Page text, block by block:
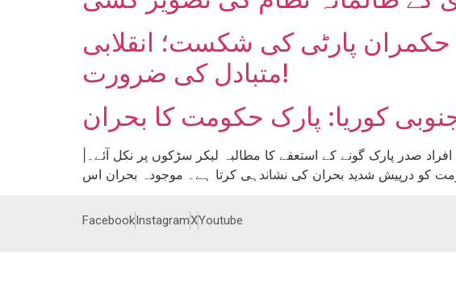
حکمران پارٹی کی شکست؛ انقلابی
متبادل کی ضرورت!
کوریا: پارک حکومت کا بحران
FacebookInstagramXYoutube